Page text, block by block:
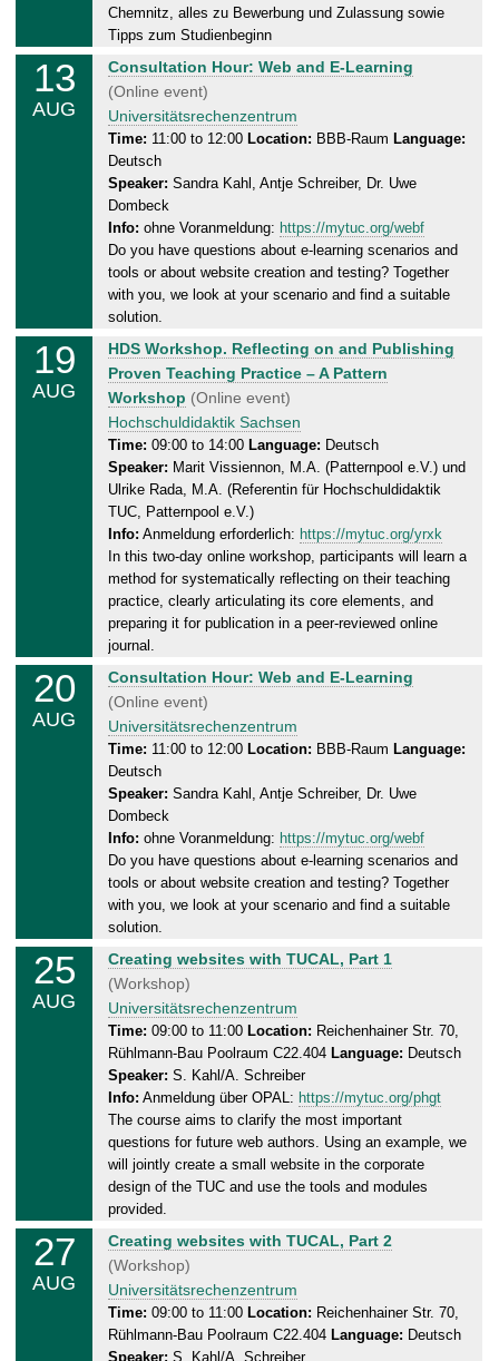
1
.
0
8
2
0
2
6
Chemnitz, alles zu Bewerbung und Zulassung sowie
Tipps zum Studienbeginn
13
AUG
T
h
u
r
s
d
a
y
3
0
8
.
2
0
2
6
Consultation Hour: Web and E-Learning
(Online event)
Universitätsrechenzentrum
Time: 11:00 to 12:00 Location: BBB-Raum Language:
Deutsch
Speaker: Sandra Kahl, Antje Schreiber, Dr. Uwe
Dombeck
Info: ohne Voranmeldung: https://mytuc.org/webf
Do you have questions about e-learning scenarios and
tools or about website creation and testing? Together
with you, we look at your scenario and find a suitable
solution.
19
AUG
W
e
d
n
e
s
d
a
y
9
.
8
.
2
0
2
6
HDS Workshop. Reflecting on and Publishing
Proven Teaching Practice – A Pattern
Workshop (Online event)
Hochschuldidaktik Sachsen
Time: 09:00 to 14:00 Language: Deutsch
Speaker: Marit Vissiennon, M.A. (Patternpool e.V.) und
Ulrike Rada, M.A. (Referentin für Hochschuldidaktik
TUC, Patternpool e.V.)
Info: Anmeldung erforderlich: https://mytuc.org/yrxk
In this two-day online workshop, participants will learn a
method for systematically reflecting on their teaching
practice, clearly articulating its core elements, and
preparing it for publication in a peer-reviewed online
journal.
20
AUG
T
h
u
r
s
d
a
y
0
0
8
.
2
0
2
6
Consultation Hour: Web and E-Learning
(Online event)
Universitätsrechenzentrum
Time: 11:00 to 12:00 Location: BBB-Raum Language:
Deutsch
Speaker: Sandra Kahl, Antje Schreiber, Dr. Uwe
Dombeck
Info: ohne Voranmeldung: https://mytuc.org/webf
Do you have questions about e-learning scenarios and
tools or about website creation and testing? Together
with you, we look at your scenario and find a suitable
solution.
25
AUG
T
u
e
s
d
a
y
2
5
.
8
.
2
0
2
Creating websites with TUCAL, Part 1
(Workshop)
Universitätsrechenzentrum
Time: 09:00 to 11:00 Location: Reichenhainer Str. 70,
Rühlmann-Bau Poolraum C22.404 Language: Deutsch
Speaker: S. Kahl/A. Schreiber
Info: Anmeldung über OPAL: https://mytuc.org/phgt
The course aims to clarify the most important
questions for future web authors. Using an example, we
will jointly create a small website in the corporate
design of the TUC and use the tools and modules
provided.
27
AUG
T
h
u
r
s
Creating websites with TUCAL, Part 2
(Workshop)
Universitätsrechenzentrum
Time: 09:00 to 11:00 Location: Reichenhainer Str. 70,
Rühlmann-Bau Poolraum C22.404 Language: Deutsch
Speaker: S. Kahl/A. Schreiber